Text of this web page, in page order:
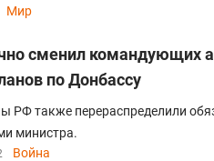
Мир
сменил командующих
по Донбассу
РФ также перераспределили
министра.
Война